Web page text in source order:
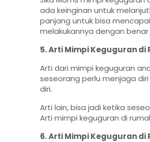
ada keinginan untuk
panjang untuk bisa
melakukannya dengan
5. Arti Mimpi Keguguran di
Arti dari mimpi keguguran
seseorang perlu menjaga
diri.
Arti lain, bisa jadi ketika
Arti mimpi keguguran di
6. Arti Mimpi Keguguran di